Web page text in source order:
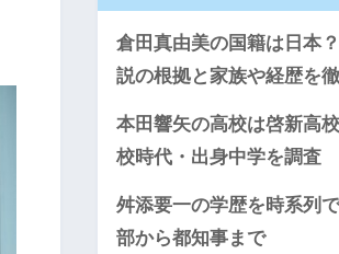
倉田真由美の国籍は日本
説の根拠と家族や経歴を
本田響矢の高校は啓新高
校時代・出身中学を調査
舛添要一の学歴を時系列
部から都知事まで